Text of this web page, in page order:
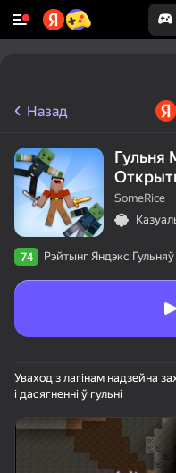
Гульня працуе
Назад
Гульня
SomeRice
74 Рэйтынг Яндэкс Гульняў
Уваход з лагінам надзейна
і дасягненні ў гульні